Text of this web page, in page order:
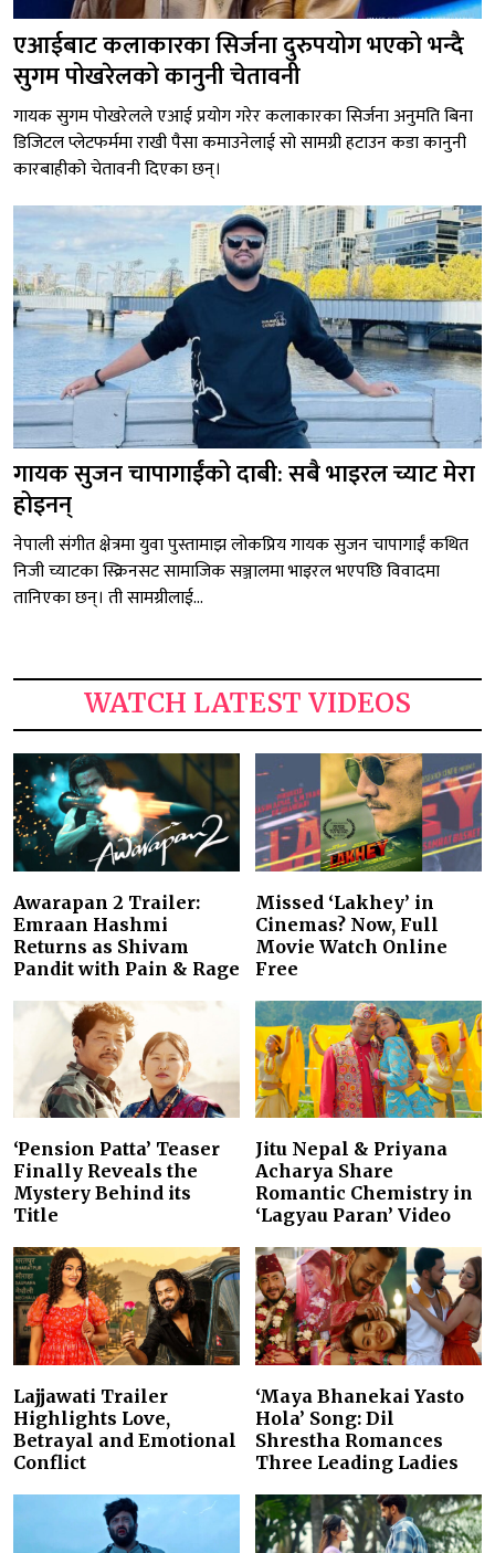
एआईबाट कलाकारका सिर्जना दुरुपयोग भएको भन्दै
सुगम पोखरेलको कानुनी चेतावनी
गायक सुगम पोखरेलले एआई प्रयोग गरेर कलाकारका सिर्जना अनुमति बिना
डिजिटल प्लेटफर्ममा राखी पैसा कमाउनेलाई सो सामग्री हटाउन कडा कानुनी
कारबाहीको चेतावनी दिएका छन्।
गायक सुजन चापागाईंको दाबी: सबै भाइरल च्याट मेरा
होइनन्
नेपाली संगीत क्षेत्रमा युवा पुस्तामाझ लोकप्रिय गायक सुजन चापागाईं कथित
निजी च्याटका स्क्रिनसट सामाजिक सञ्जालमा भाइरल भएपछि विवादमा
तानिएका छन्। ती सामग्रीलाई...
WATCH LATEST VIDEOS
Awarapan 2 Trailer:
Emraan Hashmi
Returns as Shivam
Pandit with Pain & Rage
Missed ‘Lakhey’ in
Cinemas? Now, Full
Movie Watch Online
Free
‘Pension Patta’ Teaser
Finally Reveals the
Mystery Behind its
Title
Jitu Nepal & Priyana
Acharya Share
Romantic Chemistry in
‘Lagyau Paran’ Video
Lajjawati Trailer
Highlights Love,
Betrayal and Emotional
Conflict
‘Maya Bhanekai Yasto
Hola’ Song: Dil
Shrestha Romances
Three Leading Ladies